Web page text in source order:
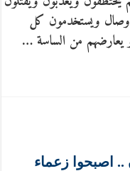
ويستخدمون كل
من الساسة …
اصبحوا زعماء